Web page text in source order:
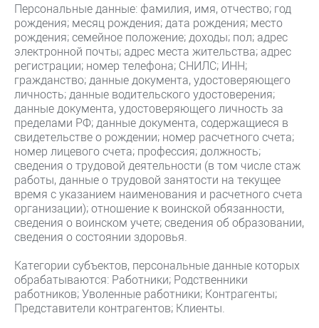
Персональные данные: фамилия, имя, отчество; год
рождения; месяц рождения; дата рождения; место
рождения; семейное положение; доходы; пол; адрес
электронной почты; адрес места жительства; адрес
регистрации; номер телефона; СНИЛС; ИНН;
гражданство; данные документа, удостоверяющего
личность; данные водительского удостоверения;
данные документа, удостоверяющего личность за
пределами РФ; данные документа, содержащиеся в
свидетельстве о рождении; номер расчетного счета;
номер лицевого счета; профессия; должность;
сведения о трудовой деятельности (в том числе стаж
работы, данные о трудовой занятости на текущее
время с указанием наименования и расчетного счета
организации); отношение к воинской обязанности,
сведения о воинском учете; сведения об образовании,
сведения о состоянии здоровья.
Категории субъектов, персональные данные которых
обрабатываются: Работники; Родственники
работников; Уволенные работники; Контрагенты;
Представители контрагентов; Клиенты.